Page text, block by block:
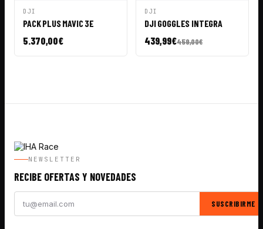
VISTA
DJI
PACK PLUS MAVIC 3E
5.370,00€
VISTA
DJI
DJI GOGGLES INTEGRA
439,99€459,00€
NEWSLETTER
RECIBE OFERTAS Y NOVEDADES
SUSCRIBIRME